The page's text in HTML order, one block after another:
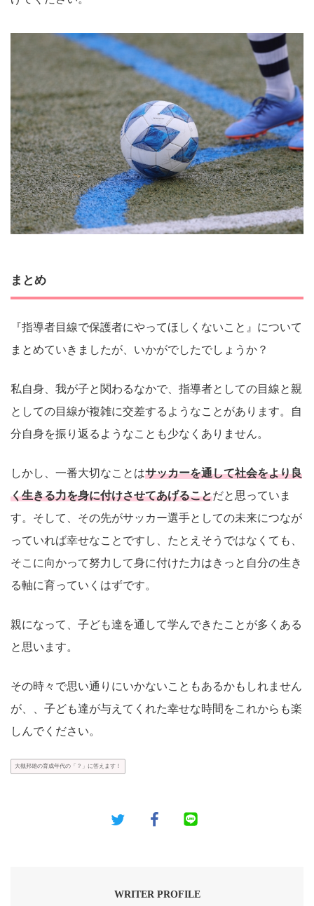
まとめ
『指導者目線で保護者にやってほしくないこと』について
まとめていきましたが、いかがでしたでしょうか？
私自身、我が子と関わるなかで、指導者としての目線と親
としての目線が複雑に交差するようなことがあります。自
分自身を振り返るようなことも少なくありません。
しかし、一番大切なことはサッカーを通して社会をより良
く生きる力を身に付けさせてあげることだと思っていま
す。そして、その先がサッカー選手としての未来につなが
っていれば幸せなことですし、たとえそうではなくても、
そこに向かって努力して身に付けた力はきっと自分の生き
る軸に育っていくはずです。
親になって、子ども達を通して学んできたことが多くある
と思います。
その時々で思い通りにいかないこともあるかもしれません
が、、子ども達が与えてくれた幸せな時間をこれからも楽
しんでください。
大槻邦雄の育成年代の「？」に答えます！
WRITER PROFILE